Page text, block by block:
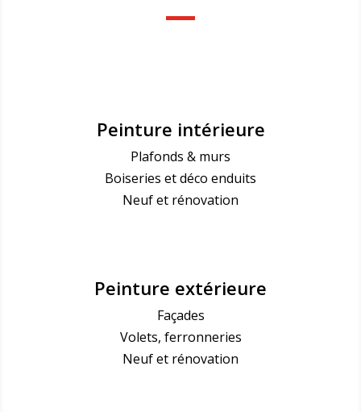
Peinture intérieure
Plafonds & murs
Boiseries et déco enduits
Neuf et rénovation
Peinture extérieure
Façades
Volets, ferronneries
Neuf et rénovation